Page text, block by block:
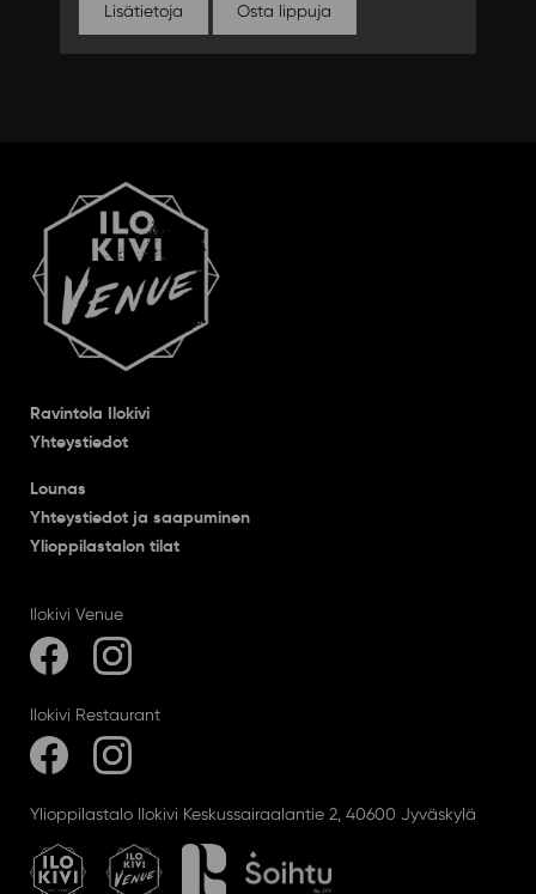
Lisätietoja Osta lippuja
Ravintola Ilokivi
Yhteystiedot
Lounas
Yhteystiedot ja saapuminen
Ylioppilastalon tilat
Ilokivi Venue
Ilokivi Restaurant
Ylioppilastalo Ilokivi Keskussairaalantie 2, 40600 Jyväskylä